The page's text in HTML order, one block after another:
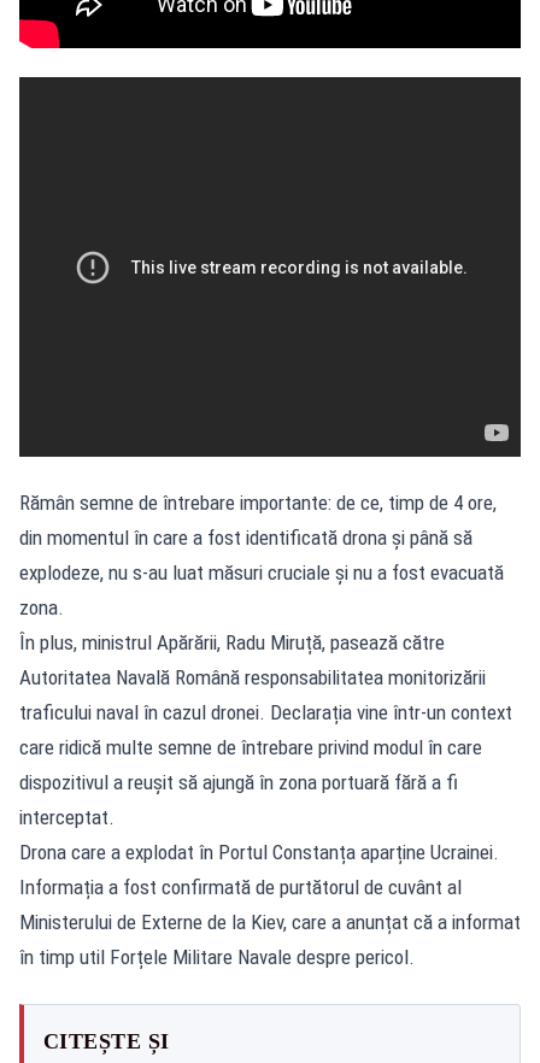
Rămân semne de întrebare importante: de ce, timp de 4 ore,
din momentul în care a fost identificată drona și până să
explodeze, nu s-au luat măsuri cruciale și nu a fost evacuată
zona.
În plus, ministrul Apărării, Radu Miruță, pasează către
Autoritatea Navală Română responsabilitatea monitorizării
traficului naval în cazul dronei. Declarația vine într-un context
care ridică multe semne de întrebare privind modul în care
dispozitivul a reușit să ajungă în zona portuară fără a fi
interceptat.
Drona care a explodat în Portul Constanța aparține Ucrainei.
Informația a fost confirmată de purtătorul de cuvânt al
Ministerului de Externe de la Kiev, care a anunțat că a informat
în timp util Forțele Militare Navale despre pericol.
CITEȘTE ȘI